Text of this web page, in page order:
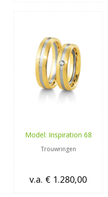
Model: Inspiration 68
Trouwringen
v.a. € 1.280,00